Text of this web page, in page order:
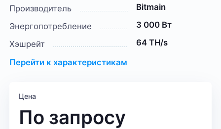
Производитель
Bitmain
Энергопотребление
3 000 Вт
Хэшрейт
64 TH/s
Перейти к характеристикам
Цена
По запросу